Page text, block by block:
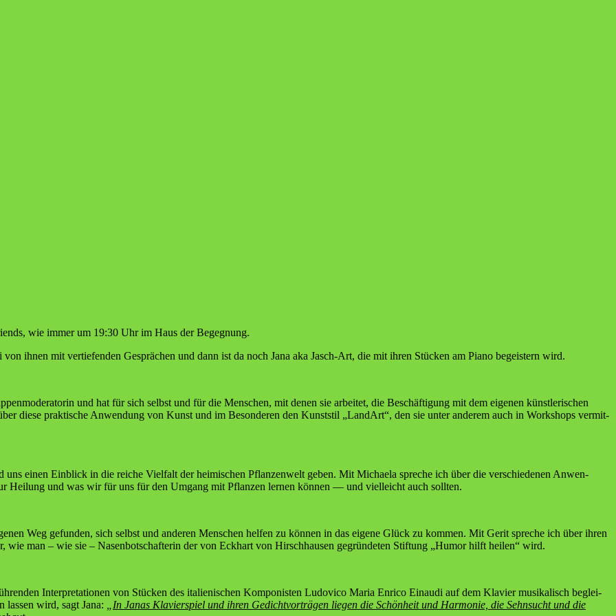
wie immer um 19:30 Uhr im Haus der Begegnung.
ihnen mit ver­tie­fen­den Gesprä­chen und dann ist da noch Jana aka Jasch-Art, die mit ihren Stü­cken am Pia­no begeis­tern wird.
und hat für sich selbst und für die Men­schen, mit denen sie arbei­tet, die Beschäf­ti­gung mit dem eige­nen künst­le­ri­schen
die­se prak­ti­sche Anwen­dung von Kunst und im Beson­de­ren den Kunst­stil „Land­Art“, den sie unter ande­rem auch in Work­shops ver­mit­
einen Ein­blick in die rei­che Viel­falt der hei­mi­schen Pflan­zen­welt geben. Mit Michae­la spre­che ich über die ver­schie­de­nen Anwen­
Hei­lung und was wir für uns für den Umgang mit Pflan­zen ler­nen kön­nen — und viel­leicht auch sollten.
Weg gefun­den, sich selbst und ande­ren Men­schen hel­fen zu kön­nen in das eige­ne Glück zu kom­men. Mit Gerit spre­che ich über ihren
man – wie sie – Nasen­bot­schaf­te­rin der von Eck­hart von Hirsch­hau­sen gegrün­de­ten Stif­tung „Humor hilft hei­len“ wird.
Inter­pre­ta­tio­nen von Stü­cken des ita­lie­ni­schen Kom­po­nis­ten Ludo­vico Maria Enri­co Ein­au­di auf dem Kla­vier musi­ka­lisch beglei­
las­sen wird, sagt Jana: „In Janas Kla­vier­spiel und ihren Gedicht­vor­trä­gen lie­gen die Schön­heit und Har­mo­nie, die Sehn­sucht und die